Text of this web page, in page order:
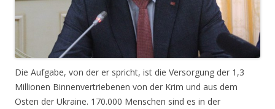
Die Aufgabe, von der er spricht, ist die Versorgung der 1,3
Millionen Binnenvertriebenen von der Krim und aus dem
Osten der Ukraine. 170.000 Menschen sind es in der